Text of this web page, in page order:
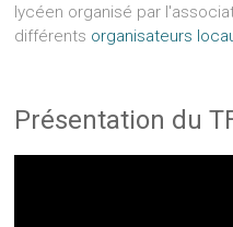
lycéen organisé par
différents organisateurs
Présentation du